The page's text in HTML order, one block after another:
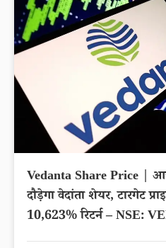
Vedanta Share Price |
दौड़ेगा वेदांता शेयर, टारगेट
10,623% रिटर्न – NSE: